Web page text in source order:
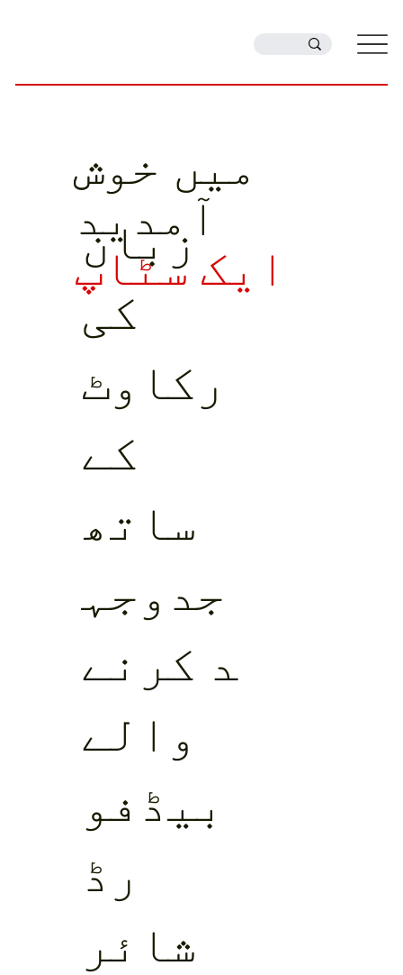
میں خوش
آمدید
ایک سٹاپ
زبان
کی
رکاوٹ
کے
ساتھ
جدوجہ
د کرنے
والے
بیڈفو
رڈ
شائر